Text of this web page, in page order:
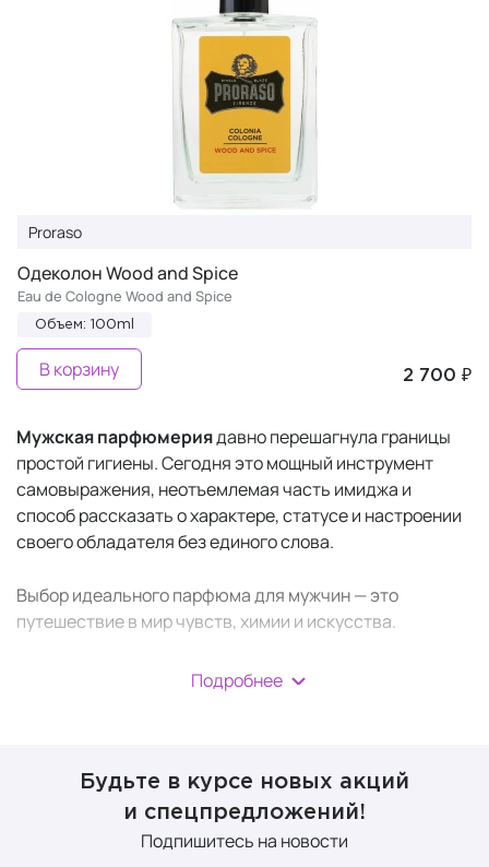
Proraso
Одеколон Wood and Spice
Eau de Cologne Wood and Spice
Объем: 100ml
2 700 ₽
В корзину
Мужская парфюмериядавно перешагнула границы
простой гигиены. Сегодня это мощный инструмент
самовыражения, неотъемлемая часть имиджа и
способ рассказать о характере, статусе и настроении
своего обладателя без единого слова.
Выбор идеального парфюма для мужчин — это
путешествие в мир чувств, химии и искусства.
Основное различие между видами парфюмерии
заключается в концентрации парфюмерного масла —
Подробнее
Будьте в курсе новых акций
и спецпредложений!
Подпишитесь на новости